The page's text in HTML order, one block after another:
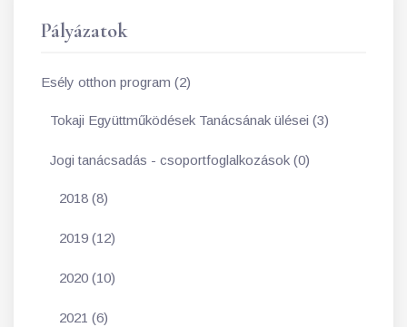
Pályázatok
Esély otthon program (2)
Tokaji Együttműködések Tanácsának ülései (3)
Jogi tanácsadás - csoportfoglalkozások (0)
2018 (8)
2019 (12)
2020 (10)
2021 (6)